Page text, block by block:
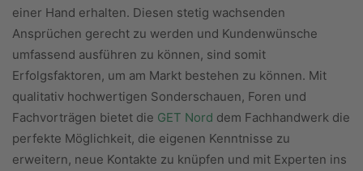
einer Hand erhalten. Diesen stetig wachsenden
Ansprüchen gerecht zu werden und Kundenwünsche
umfassend ausführen zu können, sind somit
Erfolgsfaktoren, um am Markt bestehen zu können. Mit
qualitativ hochwertigen Sonderschauen, Foren und
Fachvorträgen bietet die GET Nord dem Fachhandwerk die
perfekte Möglichkeit, die eigenen Kenntnisse zu
erweitern, neue Kontakte zu knüpfen und mit Experten ins